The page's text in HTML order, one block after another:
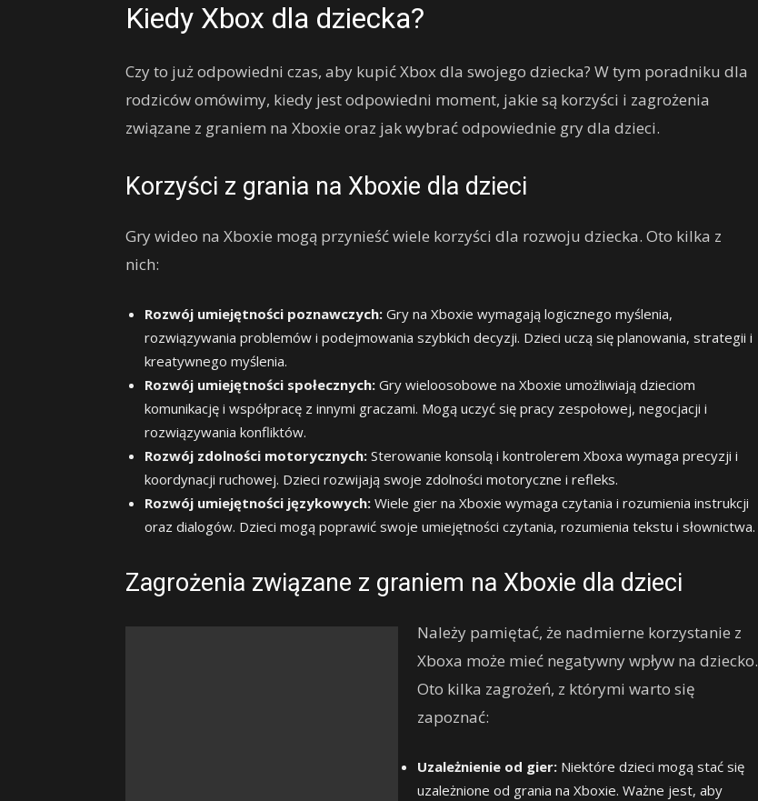
Kiedy Xbox dla dziecka?
Czy to już odpowiedni czas, aby kupić Xbox dla swojego dziecka? W tym poradniku dla
rodziców omówimy, kiedy jest odpowiedni moment, jakie są korzyści i zagrożenia
związane z graniem na Xboxie oraz jak wybrać odpowiednie gry dla dzieci.
Korzyści z grania na Xboxie dla dzieci
Gry wideo na Xboxie mogą przynieść wiele korzyści dla rozwoju dziecka. Oto kilka z
nich:
Rozwój umiejętności poznawczych: Gry na Xboxie wymagają logicznego myślenia,
rozwiązywania problemów i podejmowania szybkich decyzji. Dzieci uczą się planowania, strategii i
kreatywnego myślenia.
Rozwój umiejętności społecznych: Gry wieloosobowe na Xboxie umożliwiają dzieciom
komunikację i współpracę z innymi graczami. Mogą uczyć się pracy zespołowej, negocjacji i
rozwiązywania konfliktów.
Rozwój zdolności motorycznych: Sterowanie konsolą i kontrolerem Xboxa wymaga precyzji i
koordynacji ruchowej. Dzieci rozwijają swoje zdolności motoryczne i refleks.
Rozwój umiejętności językowych: Wiele gier na Xboxie wymaga czytania i rozumienia instrukcji
oraz dialogów. Dzieci mogą poprawić swoje umiejętności czytania, rozumienia tekstu i słownictwa.
Zagrożenia związane z graniem na Xboxie dla dzieci
Należy pamiętać, że nadmierne korzystanie z
Xboxa może mieć negatywny wpływ na dziecko.
Oto kilka zagrożeń, z którymi warto się
zapoznać:
Uzależnienie od gier: Niektóre dzieci mogą stać się
uzależnione od grania na Xboxie. Ważne jest, aby